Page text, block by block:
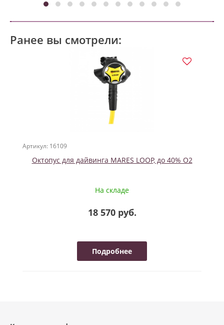
Ранее вы смотрели:
Артикул: 16109
Октопус для дайвинга MARES LOOP, до 40% О2
На складе
18 570 руб.
Подробнее